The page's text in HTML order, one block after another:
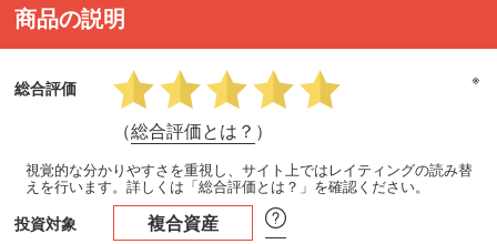
商品の説明
総合評価
（総合評価とは？ ）
※
視覚的な分かりやすさを重視し、サイト上ではレイティングの読み替
えを行います。詳しくは「総合評価とは？」を確認ください。
投資対象 複合資産